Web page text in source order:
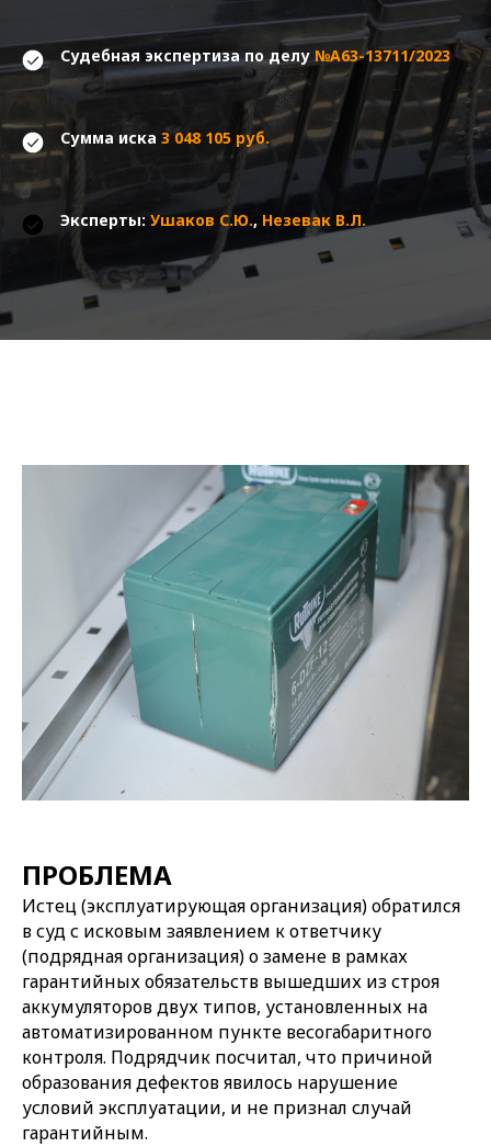
Судебная экспертиза по делу №А63-13711/2023
Сумма иска 3 048 105 руб.
Эксперты: Ушаков С.Ю., Незевак В.Л.
ПРОБЛЕМА
Истец (эксплуатирующая организация) обратился
в суд с исковым заявлением к ответчику
(подрядная организация) о замене в рамках
гарантийных обязательств вышедших из строя
аккумуляторов двух типов, установленных на
автоматизированном пункте весогабаритного
контроля. Подрядчик посчитал, что причиной
образования дефектов явилось нарушение
условий эксплуатации, и не признал случай
гарантийным.